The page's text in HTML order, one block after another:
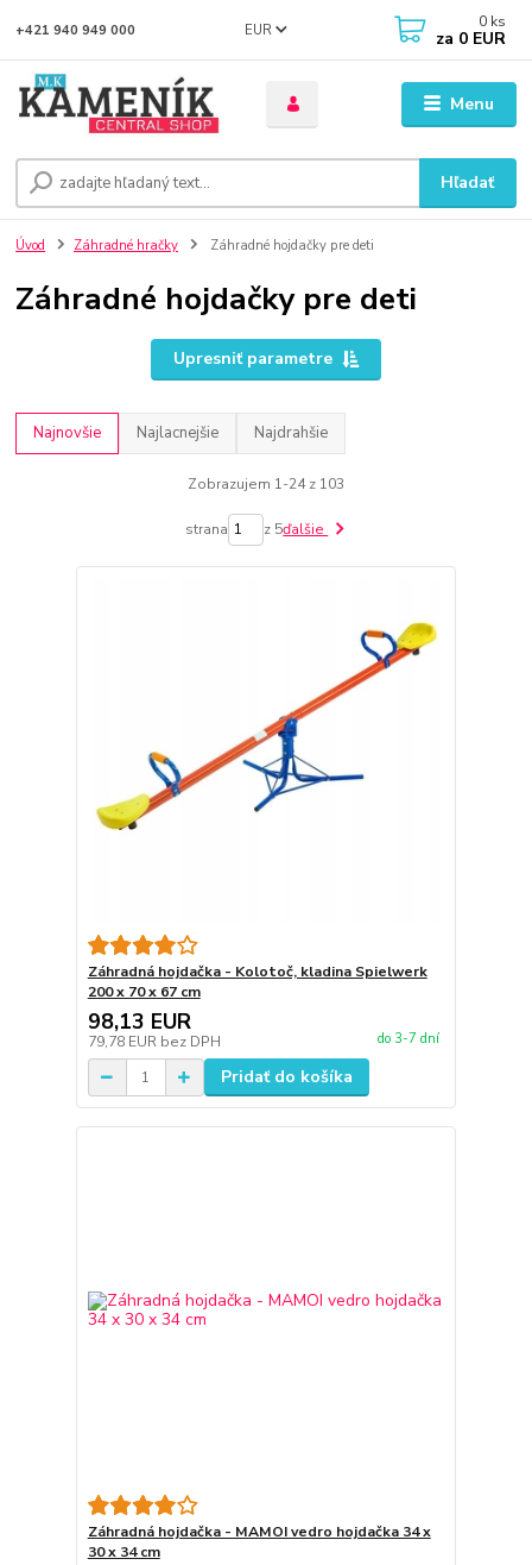
Menu
EUR
Hľadať
+421 940 949 000 0 ks
za 0 EUR
Úvod Záhradné hračky Záhradné hojdačky pre deti
Záhradné hojdačky pre deti
Upresniť parametre
Najnovšie Najlacnejšie Najdrahšie
Zobrazujem 1-24 z 103
strana z 5ďalšie
Záhradná hojdačka - Kolotoč, kladina Spielwerk
200 x 70 x 67 cm
98,13 EUR
79,78 EUR bez DPH do 3-7 dní
Pridať do košíka
Záhradná hojdačka - MAMOI vedro hojdačka 34 x
30 x 34 cm